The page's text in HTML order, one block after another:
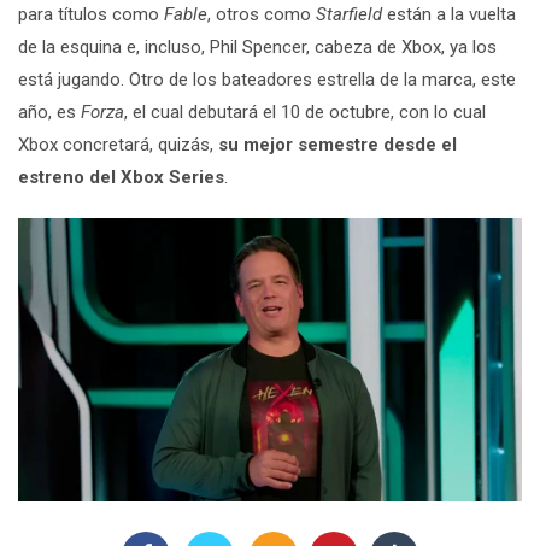
para títulos como Fable, otros como Starfield están a la vuelta
de la esquina e, incluso, Phil Spencer, cabeza de Xbox, ya los
está jugando. Otro de los bateadores estrella de la marca, este
año, es Forza, el cual debutará el 10 de octubre, con lo cual
Xbox concretará, quizás, su mejor semestre desde el
estreno del Xbox Series.